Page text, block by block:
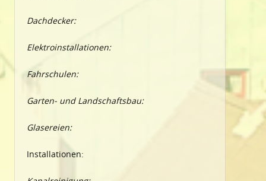
Dachdecker:
Elektroinstallationen:
Fahrschulen:
Garten- und Landschaftsbau:
Glasereien:
Installationen: